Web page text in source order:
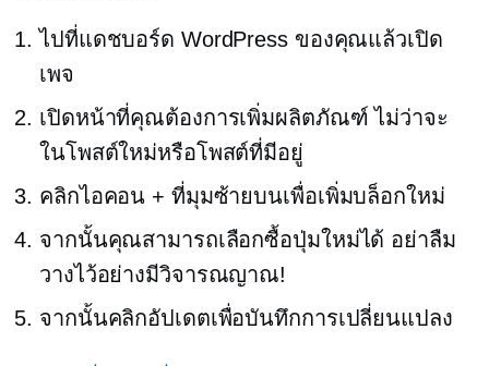
ไปที่แดชบอร์ด WordPress ของคุณแล้วเปิด
เพจ
เปิดหน้าที่คุณต้องการเพิ่มผลิตภัณฑ์ ไม่ว่าจะ
ในโพสต์ใหม่หรือโพสต์ที่มีอยู่
คลิกไอคอน + ที่มุมซ้ายบนเพื่อเพิ่มบล็อกใหม่
จากนั้นคุณสามารถเลือกซื้อปุ่มใหม่ได้ อย่าลืม
วางไว้อย่างมีวิจารณญาณ!
จากนั้นคลิกอัปเดตเพื่อบันทึกการเปลี่ยนแปลง